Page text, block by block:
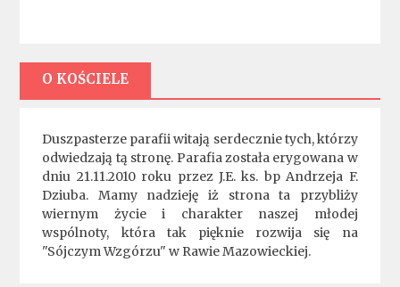
O KOŚCIELE
Duszpasterze parafii witają serdecznie tych, którzy
odwiedzają tą stronę. Parafia została erygowana w
dniu 21.11.2010 roku przez J.E. ks. bp Andrzeja F.
Dziuba. Mamy nadzieję iż strona ta przybliży
wiernym życie i charakter naszej młodej
wspólnoty, która tak pięknie rozwija się na
"Sójczym Wzgórzu" w Rawie Mazowieckiej.